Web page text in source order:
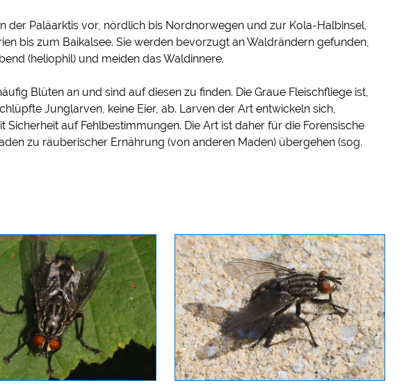
der Paläarktis vor, nördlich bis Nordnorwegen und zur Kola-Halbinsel,
bis zum Baikalsee. Sie werden bevorzugt an Waldrändern gefunden,
(heliophil) und meiden das Waldinnere.
Blüten an und sind auf diesen zu finden. Die Graue Fleischfliege ist,
Junglarven, keine Eier, ab. Larven der Art entwickeln sich,
auf Fehlbestimmungen. Die Art ist daher für die Forensische
zu räuberischer Ernährung (von anderen Maden) übergehen (sog.